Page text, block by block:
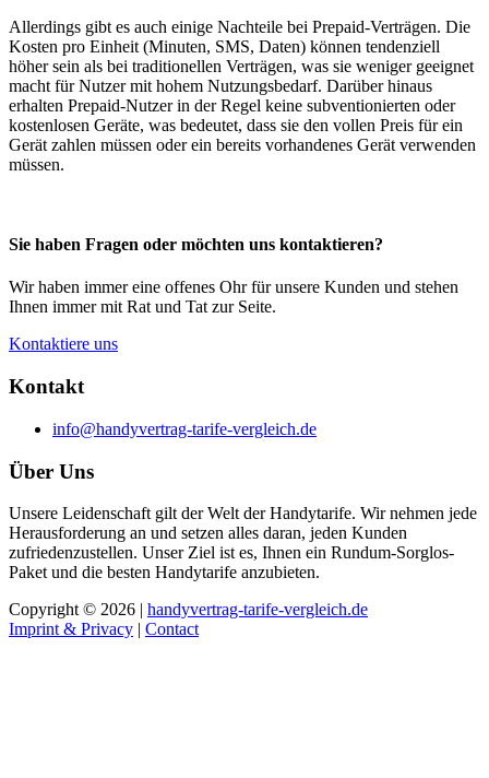
Allerdings gibt es auch einige Nachteile bei Prepaid-Verträgen. Die
Kosten pro Einheit (Minuten, SMS, Daten) können tendenziell
höher sein als bei traditionellen Verträgen, was sie weniger geeignet
macht für Nutzer mit hohem Nutzungsbedarf. Darüber hinaus
erhalten Prepaid-Nutzer in der Regel keine subventionierten oder
kostenlosen Geräte, was bedeutet, dass sie den vollen Preis für ein
Gerät zahlen müssen oder ein bereits vorhandenes Gerät verwenden
müssen.
Sie haben Fragen oder möchten uns kontaktieren?
Wir haben immer eine offenes Ohr für unsere Kunden und stehen
Ihnen immer mit Rat und Tat zur Seite.
Kontaktiere uns
Kontakt
info@handyvertrag-tarife-vergleich.de
Über Uns
Unsere Leidenschaft gilt der Welt der Handytarife. Wir nehmen jede
Herausforderung an und setzen alles daran, jeden Kunden
zufriedenzustellen. Unser Ziel ist es, Ihnen ein Rundum-Sorglos-
Paket und die besten Handytarife anzubieten.
Copyright © 2026 | handyvertrag-tarife-vergleich.de
Imprint & Privacy | Contact